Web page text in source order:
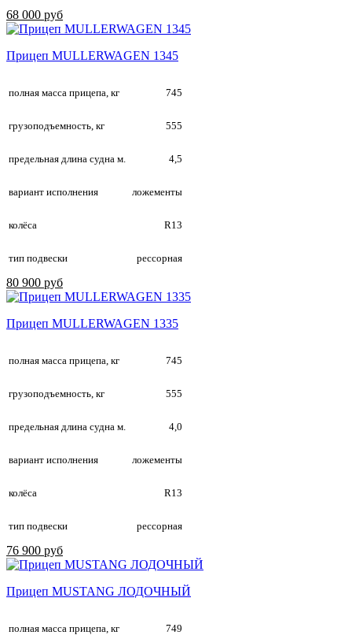
68 000 руб
Прицеп MULLERWAGEN 1345
полная масса прицепа, кг 745
грузоподъемность, кг 555
предельная длина судна м. 4,5
вариант исполнения ложементы
колёса R13
тип подвески рессорная
80 900 руб
Прицеп MULLERWAGEN 1335
полная масса прицепа, кг 745
грузоподъемность, кг 555
предельная длина судна м. 4,0
вариант исполнения ложементы
колёса R13
тип подвески рессорная
76 900 руб
Прицеп MUSTANG ЛОДОЧНЫЙ
полная масса прицепа, кг 749